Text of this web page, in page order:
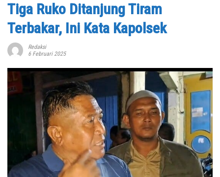
Tiga Ruko Ditanjung Tiram
Terbakar, Ini Kata Kapolsek
Redaksi
6 Februari 2025